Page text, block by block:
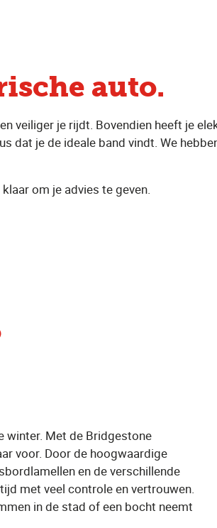
auto.
veiliger je rijdt. Bovendien heeft je
dat je de ideale band vindt. We
om je advies te geven.
winter. Met de Bridgestone
voor. Door de hoogwaardige
en de verschillende
met veel controle en vertrouwen.
in de stad of een bocht neemt